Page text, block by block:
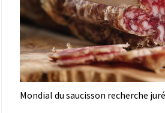
Mondial du saucisson recherche